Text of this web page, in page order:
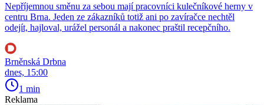
Nepříjemnou směnu za sebou mají pracovníci kulečníkové herny v
centru Brna. Jeden ze zákazníků totiž ani po zavíračce nechtěl
odejít, hajloval, urážel personál a nakonec praštil recepčního.
Brněnská Drbna
dnes, 15:00
1 min
Reklama